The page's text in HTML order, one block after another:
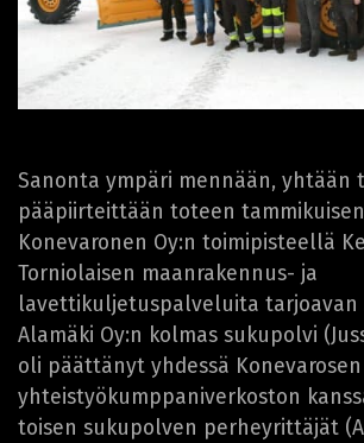
Sanonta ympäri mennään, yhtään
pääpiirteittään toteen
Konevaronen Oy:n toimipisteellä
Torniolaisen maanrakennus- ja
lavettikuljetuspalveluita tarjoavan
Alamäki Oy:n kolmas sukupolvi
oli päättänyt yhdessä
yhteistyökumppaniverkoston
toisen sukupolven perheyrittäjät